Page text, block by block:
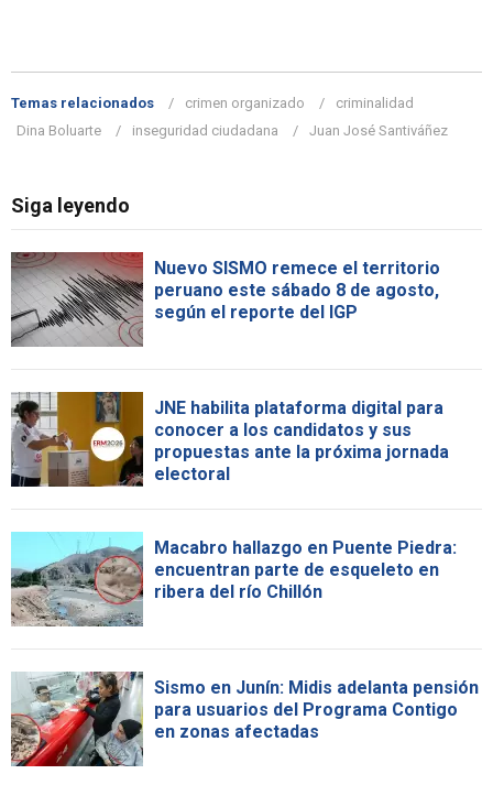
Temas relacionados crimen organizado
criminalidad
Dina Boluarte
inseguridad ciudadana Juan José Santiváñez
Siga leyendo
Nuevo SISMO remece el territorio
peruano este sábado 8 de agosto,
según el reporte del IGP
JNE habilita plataforma digital para
conocer a los candidatos y sus
propuestas ante la próxima jornada
electoral
Macabro hallazgo en Puente Piedra:
encuentran parte de esqueleto en
ribera del río Chillón
Sismo en Junín: Midis adelanta pensión
para usuarios del Programa Contigo
en zonas afectadas